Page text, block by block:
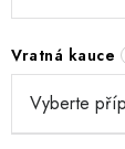
Vratná kauce